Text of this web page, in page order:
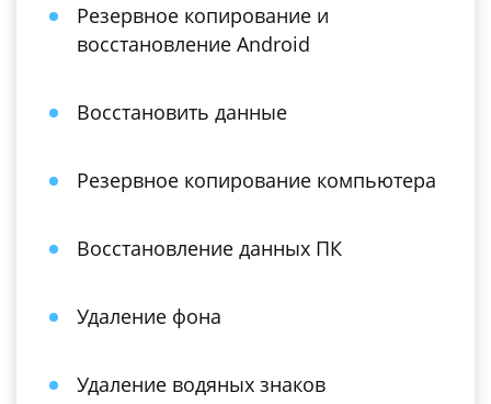
Резервное копирование и
восстановление Android
Восстановить данные
Резервное копирование компьютера
Восстановление данных ПК
Удаление фона
Удаление водяных знаков